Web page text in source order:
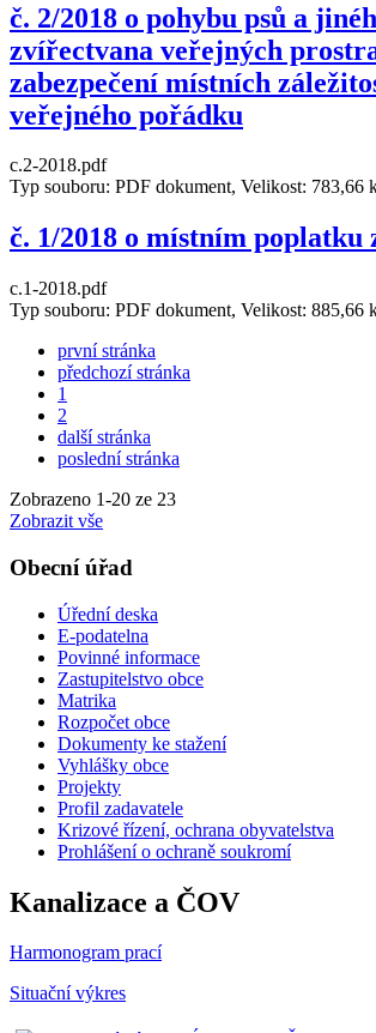
č. 2/2018 o pohybu psů a
zvířectvana veřejných
zabezpečení místních
veřejného pořádku
c.2-2018.pdf
Typ souboru: PDF dokument, Velikost: 783,66
č. 1/2018 o místním poplatku
c.1-2018.pdf
Typ souboru: PDF dokument, Velikost: 885,66
první stránka
předchozí stránka
1
2
další stránka
poslední stránka
Zobrazeno 1-20 ze 23
Zobrazit vše
Obecní úřad
Úřední deska
E-podatelna
Povinné informace
Zastupitelstvo obce
Matrika
Rozpočet obce
Dokumenty ke stažení
Vyhlášky obce
Projekty
Profil zadavatele
Krizové řízení, ochrana obyvatelstva
Prohlášení o ochraně soukromí
Kanalizace a ČOV
Harmonogram prací
Situační výkres